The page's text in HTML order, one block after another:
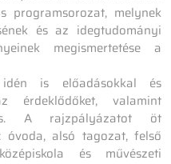
programsorozat, melynek
és az idegtudományi
megismertetése a
is előadásokkal és
érdeklődőket, valamint
A rajzpályázatot öt
óvoda, alsó tagozat, felső
és művészeti